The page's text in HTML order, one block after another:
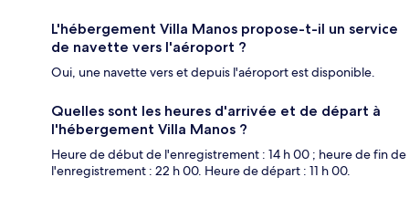
L'hébergement Villa Manos propose-t-il un service
de navette vers l'aéroport ?
Oui, une navette vers et depuis l'aéroport est disponible.
Quelles sont les heures d'arrivée et de départ à
l'hébergement Villa Manos ?
Heure de début de l'enregistrement : 14 h 00 ; heure de fin de
l'enregistrement : 22 h 00. Heure de départ : 11 h 00.